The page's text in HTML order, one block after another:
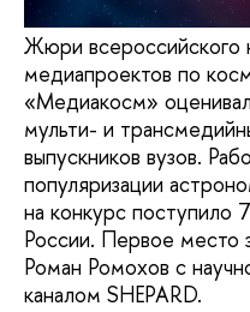
Жюри всероссийского
медиапроектов по
«Медиакосм»
мульти- и
выпускников вузов.
популяризации
на конкурс поступило
России. Первое место
Роман Ромохов с
каналом SHEPARD.